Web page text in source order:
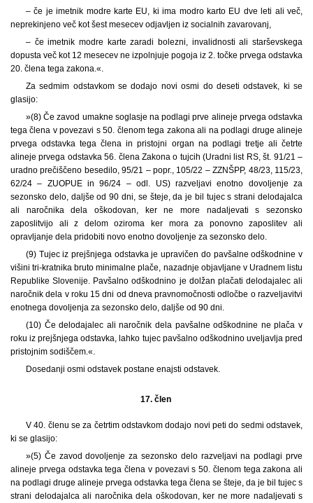
– če je imetnik modre karte EU, ki ima modro karto EU dve leti ali več,
neprekinjeno več kot šest mesecev odjavljen iz socialnih zavarovanj,
– če imetnik modre karte zaradi bolezni, invalidnosti ali starševskega
dopusta več kot 12 mesecev ne izpolnjuje pogoja iz 2. točke prvega odstavka
20. člena tega zakona.«.
Za sedmim odstavkom se dodajo novi osmi do deseti odstavek, ki se
glasijo:
»(8) Če zavod umakne soglasje na podlagi prve alineje prvega odstavka
tega člena v povezavi s 50. členom tega zakona ali na podlagi druge alineje
prvega odstavka tega člena in pristojni organ na podlagi tretje ali četrte
alineje prvega odstavka 56. člena Zakona o tujcih (Uradni list RS, št. 91/21 –
uradno prečiščeno besedilo, 95/21 – popr., 105/22 – ZZNŠPP, 48/23, 115/23,
62/24 – ZUOPUE in 96/24 – odl. US) razveljavi enotno dovoljenje za
sezonsko delo, daljše od 90 dni, se šteje, da je bil tujec s strani delodajalca
ali naročnika dela oškodovan, ker ne more nadaljevati s sezonsko
zaposlitvijo ali z delom oziroma ker mora za ponovno zaposlitev ali
opravljanje dela pridobiti novo enotno dovoljenje za sezonsko delo.
(9) Tujec iz prejšnjega odstavka je upravičen do pavšalne odškodnine v
višini tri-kratnika bruto minimalne plače, nazadnje objavljane v Uradnem listu
Republike Slovenije. Pavšalno odškodnino je dolžan plačati delodajalec ali
naročnik dela v roku 15 dni od dneva pravnomočnosti odločbe o razveljavitvi
enotnega dovoljenja za sezonsko delo, daljše od 90 dni.
(10) Če delodajalec ali naročnik dela pavšalne odškodnine ne plača v
roku iz prejšnjega odstavka, lahko tujec pavšalno odškodnino uveljavlja pred
pristojnim sodiščem.«.
Dosedanji osmi odstavek postane enajsti odstavek.
17. člen
V 40. členu se za četrtim odstavkom dodajo novi peti do sedmi odstavek,
ki se glasijo:
»(5) Če zavod dovoljenje za sezonsko delo razveljavi na podlagi prve
alineje prvega odstavka tega člena v povezavi s 50. členom tega zakona ali
na podlagi druge alineje prvega odstavka tega člena se šteje, da je bil tujec s
strani delodajalca ali naročnika dela oškodovan, ker ne more nadaljevati s